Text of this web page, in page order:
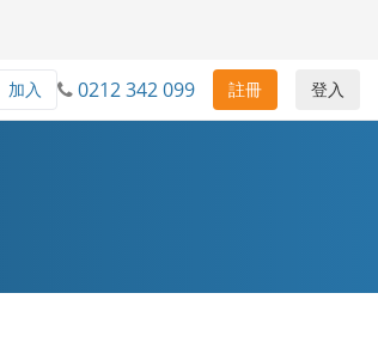
登入
註冊
0212 342 099
加入